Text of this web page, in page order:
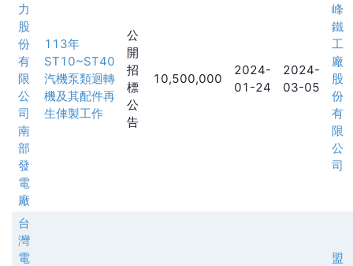
力
股
份
有
限
公
司
南
部
發
電
廠
113年
ST10~ST40
汽機泵類迴轉
機及其配件再
生俥製工作
公
開
招
標
公
告
10,500,000
2024-
01-24
2024-
03-05
峰
鐵
工
廠
股
份
有
限
公
司
台
灣
電
盟